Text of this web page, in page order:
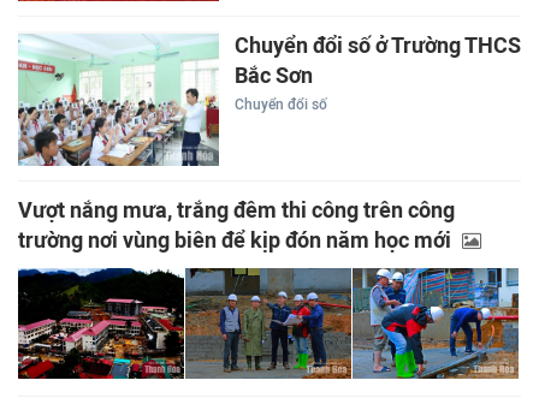
Chuyển đổi số ở Trường THCS
Bắc Sơn
Chuyển đổi số
Vượt nắng mưa, trắng đêm thi công trên công
trường nơi vùng biên để kịp đón năm học mới